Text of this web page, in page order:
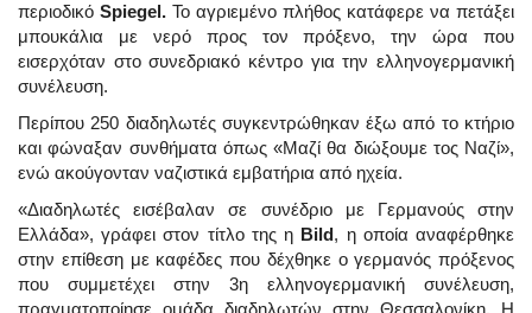
περιοδικό Spiegel. Το αγριεμένο πλήθος κατάφερε να πετάξει
μπουκάλια με νερό προς τον πρόξενο, την ώρα που
εισερχόταν στο συνεδριακό κέντρο για την ελληνογερμανική
συνέλευση.
Περίπου 250 διαδηλωτές συγκεντρώθηκαν έξω από το κτήριο
και φώναξαν συνθήματα όπως «Μαζί θα διώξουμε τος Ναζί»,
ενώ ακούγονταν ναζιστικά εμβατήρια από ηχεία.
«Διαδηλωτές εισέβαλαν σε συνέδριο με Γερμανούς στην
Ελλάδα», γράφει στον τίτλο της η Bild, η οποία αναφέρθηκε
στην επίθεση με καφέδες που δέχθηκε ο γερμανός πρόξενος
που συμμετέχει στην 3η ελληνογερμανική συνέλευση,